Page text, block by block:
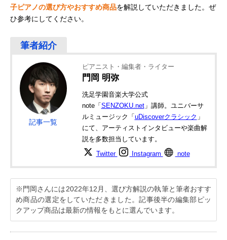
子ピアノの選び方やおすすめ商品を解説していただきました。ぜ
ひ参考にしてください。
記事一覧
ピアニスト・編集者・ライター
門岡 明弥
洗足学園音楽大学公式
note「 SENZOKU.net」講師。ユニバーサ
ルミュージック「 uDiscoverクラシック 」
にて、アーティストインタビューや楽曲解
説を多数担当しています。
Twitter Instagram note
※門岡さんには2022年12月、選び方解説の執筆と筆者おすす
め商品の選定をしていただきました。記事後半の編集部ピッ
クアップ商品は最新の情報をもとに選んでいます。